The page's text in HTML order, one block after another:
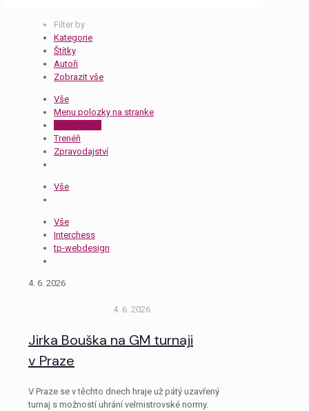
Filter by
Kategorie
Štítky
Autoři
Zobrazit vše
Vše
Menu polozky na stranke
Trenéři
Zpravodajství
Vše
Vše
Interchess
tp-webdesign
4. 6. 2026
4. 6. 2026
Jirka Bouška na GM turnaji
v Praze
V Praze se v těchto dnech hraje už pátý uzavřený
turnaj s možností uhrání velmistrovské normy.